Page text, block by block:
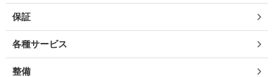
保証
各種サービス
整備